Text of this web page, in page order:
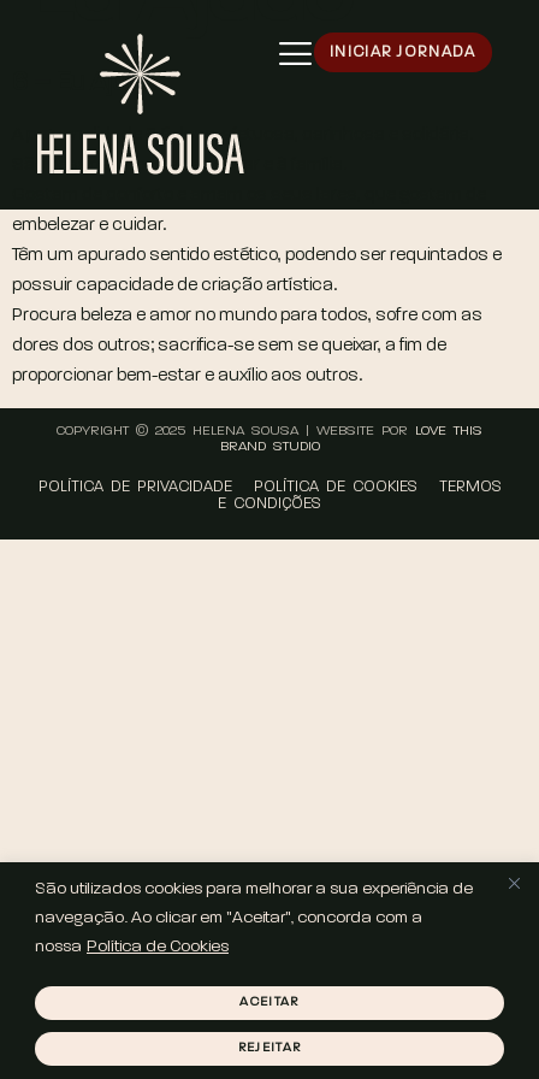
São utilizados cookies para melhorar a sua experiência de
navegação. Ao clicar em "Aceitar", concorda com a
nossa Política de Cookies
REJEITAR
ACEITAR
INICIAR JORNADA
6 – Eu Ajudo
A personalidade 6 é doce, afetuosa, carinhosa e solidária.
São pessoas dedicadas ao lar e à família.
embelezar e cuidar.
Têm um apurado sentido estético, podendo ser requintados e
possuir capacidade de criação artística.
Procura beleza e amor no mundo para todos, sofre com as
dores dos outros; sacrifica-se sem se queixar, a fim de
proporcionar bem-estar e auxílio aos outros.
COPYRIGHT © 2025 HELENA SOUSA | WEBSITE POR
LOVE THIS
BRAND STUDIO
POLÍTICA DE PRIVACIDADE POLÍTICA DE COOKIES
TERMOS
E CONDIÇÕES